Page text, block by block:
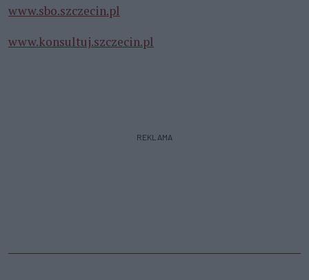
www.sbo.szczecin.pl
www.konsultuj.szczecin.pl
REKLAMA